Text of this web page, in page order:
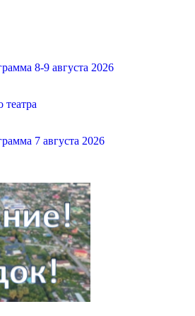
8-9 августа 2026
7 августа 2026